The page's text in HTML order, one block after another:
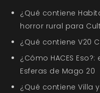
¿Qué contiene
horror rural para
¿Qué contiene V20
¿Cómo HACES
Esferas de Mago 20
¿Qué contiene Villa